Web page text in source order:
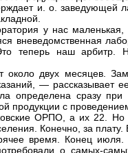
и. о. заведующей
у нас
вневедомственная
теперь наш арбитр.
двух месяцев.
— рассказывает
сразу при
продукции с
ОРПО, а их 22.
Конечно, за плату.
время. Конец
о самых-